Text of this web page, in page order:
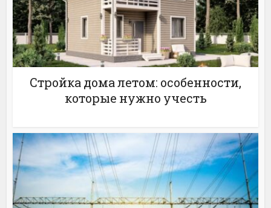
Стройка дома летом: особенности,
которые нужно учесть